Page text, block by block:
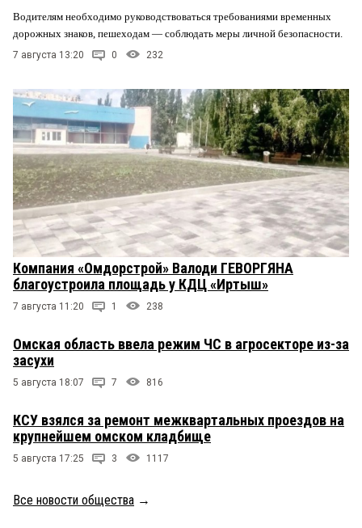
Водителям необходимо руководствоваться требованиями временных
дорожных знаков, пешеходам — соблюдать меры личной безопасности.
7 августа 13:20 0 232
Компания «Омдорстрой» Валоди ГЕВОРГЯНА
благоустроила площадь у КДЦ «Иртыш»
7 августа 11:20 1 238
Омская область ввела режим ЧС в агросекторе из-за
засухи
5 августа 18:07 7 816
КСУ взялся за ремонт межквартальных проездов на
крупнейшем омском кладбище
5 августа 17:25 3 1117
Все новости общества →